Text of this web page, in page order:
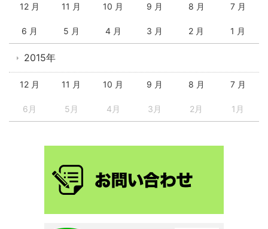
12 月 11 月 10 月 9 月 8 月 7 月
6 月 5 月 4 月 3 月 2 月 1 月
2015年
12 月 11 月 10 月 9 月 8 月 7 月
6月 5月 4月 3月 2月 1月